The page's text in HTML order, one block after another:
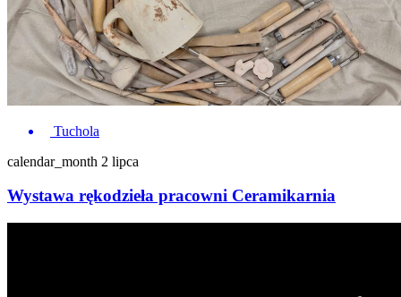
Tuchola
calendar_month 2 lipca
Wystawa rękodzieła pracowni Ceramikarnia